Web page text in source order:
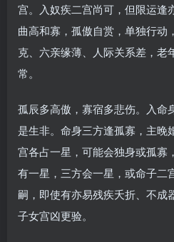
宫。入奴疾二宫尚可，但限运逢
曲高和寡，孤傲自赏，单独行动
克、六亲缘薄、人际关系差，老
常。
孤辰多高傲，寡宿多悲伤。入命
是生非。命身三方逢孤寡，主晚
宫各占一星，可能会独身或孤寡
有一星，三方会一星，或命子二
嗣，即使有亦易残疾夭折、不成
子女宫凶更验。